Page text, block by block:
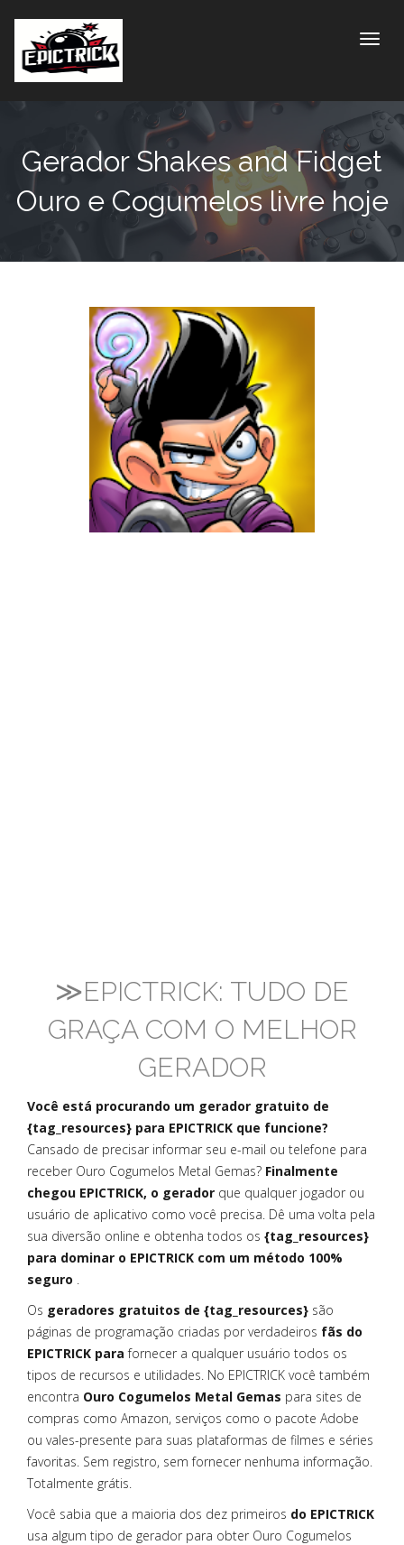
Gerador Shakes and Fidget
Ouro e Cogumelos livre hoje
≫EPICTRICK: TUDO DE
GRAÇA COM O MELHOR
GERADOR
Você está procurando um gerador gratuito de
{tag_resources} para EPICTRICK que funcione?
Cansado de precisar informar seu e-mail ou telefone para
receber Ouro Cogumelos Metal Gemas? Finalmente
chegou EPICTRICK, o gerador que qualquer jogador ou
usuário de aplicativo como você precisa. Dê uma volta pela
sua diversão online e obtenha todos os {tag_resources}
para dominar o EPICTRICK com um método 100%
seguro .
Os geradores gratuitos de {tag_resources} são
páginas de programação criadas por verdadeiros fãs do
EPICTRICK para fornecer a qualquer usuário todos os
tipos de recursos e utilidades. No EPICTRICK você também
encontra Ouro Cogumelos Metal Gemas para sites de
compras como Amazon, serviços como o pacote Adobe
ou vales-presente para suas plataformas de filmes e séries
favoritas. Sem registro, sem fornecer nenhuma informação.
Totalmente grátis.
Você sabia que a maioria dos dez primeiros do EPICTRICK
usa algum tipo de gerador para obter Ouro Cogumelos